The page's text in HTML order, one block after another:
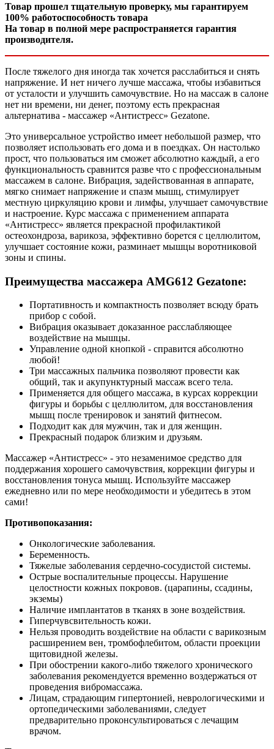
Товар прошел тщательную проверку, мы гарантируем
100% работоспособность товара
На товар в полной мере распространяется гарантия
производителя.
После тяжелого дня иногда так хочется расслабиться и снять
напряжение. И нет ничего лучше массажа, чтобы избавиться
от усталости и улучшить самочувствие. Но на массаж в салоне
нет ни времени, ни денег, поэтому есть прекрасная
альтернатива - массажер «Антистресс» Gezatone.
Это универсальное устройство имеет небольшой размер, что
позволяет использовать его дома и в поездках. Он настолько
прост, что пользоваться им сможет абсолютно каждый, а его
функциональность сравнится разве что с профессиональным
массажем в салоне. Вибрация, задействованная в аппарате,
мягко снимает напряжение и спазм мышц, стимулирует
местную циркуляцию крови и лимфы, улучшает самочувствие
и настроение. Курс массажа с применением аппарата
«Антистресс» является прекрасной профилактикой
остеохондроза, варикоза, эффективно борется с целлюлитом,
улучшает состояние кожи, разминает мышцы воротниковой
зоны и спины.
Преимущества массажера AMG612 Gezatone:
Портативность и компактность позволяет всюду брать
прибор с собой.
Вибрация оказывает доказанное расслабляющее
воздействие на мышцы.
Управление одной кнопкой - справится абсолютно
любой!
Три массажных пальчика позволяют провести как
общий, так и акупунктурный массаж всего тела.
Применяется для общего массажа, в курсах коррекции
фигуры и борьбы с целлюлитом, для восстановления
мышц после тренировок и занятий фитнесом.
Подходит как для мужчин, так и для женщин.
Прекрасный подарок близким и друзьям.
Массажер «Антистресс» - это незаменимое средство для
поддержания хорошего самочувствия, коррекции фигуры и
восстановления тонуса мышц. Используйте массажер
ежедневно или по мере необходимости и убедитесь в этом
сами!
Противопоказания:
Онкологические заболевания.
Беременность.
Тяжелые заболевания сердечно-сосудистой системы.
Острые воспалительные процессы. Нарушение
целостности кожных покровов. (царапины, ссадины,
экземы)
Наличие имплантатов в тканях в зоне воздействия.
Гиперчувсвительность кожи.
Нельзя проводить воздействие на области с варикозным
расширением вен, тромбофлебитом, области проекции
щитовидной железы.
При обострении какого-либо тяжелого хронического
заболевания рекомендуется временно воздержаться от
проведения вибромассажа.
Лицам, страдающим гипертонией, неврологическими и
ортопедическими заболеваниями, следует
предварительно проконсультироваться с лечащим
врачом.